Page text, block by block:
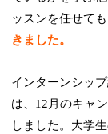
ッスンを任せて
きました。
インターンシッ
は、12月のキャ
しました。大学